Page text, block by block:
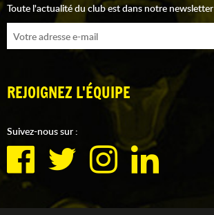
Toute l'actualité du club est dans notre newsletter
REJOIGNEZ L'ÉQUIPE
Suivez-nous sur :